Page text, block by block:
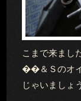
こまで来まし
��＆Ｓのオイ
じゃいましょ